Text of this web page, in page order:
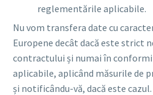
reglementările aplicabile.
Nu vom transfera date cu
Europene decât dacă este strict
contractului și numai în
aplicabile, aplicând măsurile de
și notificându-vă, dacă este cazul.